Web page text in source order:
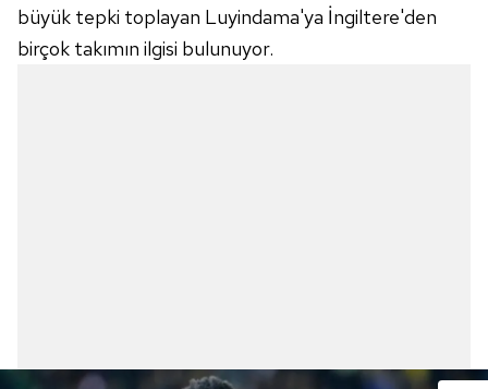
büyük tepki toplayan Luyindama'ya İngiltere'den
birçok takımın ilgisi bulunuyor.